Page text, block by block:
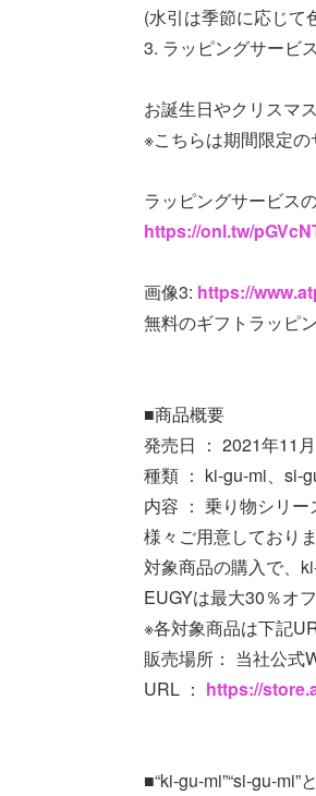
(水引は季節に応じて
3. ラッピングサービ
お誕生日やクリスマ
※こちらは期間限定の
ラッピングサービス
https://onl.tw/
画像3: https://
無料のギフトラッピ
■商品概要
発売日 ： 2021年11
種類 ： ki-gu-mi、si-
内容 ： 乗り物シリ
様々ご用意しておりま
対象商品の購入で、
EUGYは最大30％オ
※各対象商品は下記
販売場所： 当社公式
URL ： https://
■“ki-gu-mi”“si-gu-mi”